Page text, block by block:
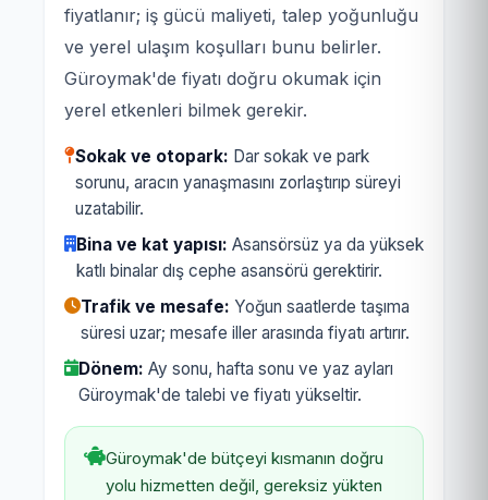
fiyatlanır; iş gücü maliyeti, talep yoğunluğu
ve yerel ulaşım koşulları bunu belirler.
Güroymak'de fiyatı doğru okumak için
yerel etkenleri bilmek gerekir.
Sokak ve otopark: Dar sokak ve park
sorunu, aracın yanaşmasını zorlaştırıp süreyi
uzatabilir.
Bina ve kat yapısı: Asansörsüz ya da yüksek
katlı binalar dış cephe asansörü gerektirir.
Trafik ve mesafe: Yoğun saatlerde taşıma
süresi uzar; mesafe iller arasında fiyatı artırır.
Dönem: Ay sonu, hafta sonu ve yaz ayları
Güroymak'de talebi ve fiyatı yükseltir.
Güroymak'de bütçeyi kısmanın doğru
yolu hizmetten değil, gereksiz yükten